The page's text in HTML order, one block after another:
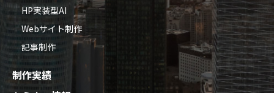
HP実装型AI
Webサイト制作
記事制作
制作実績